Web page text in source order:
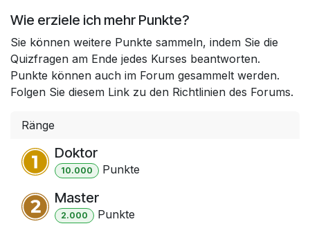
Wie erziele ich mehr Punkte?
Sie können weitere Punkte sammeln, indem Sie die
Quizfragen am Ende jedes Kurses beantworten.
Punkte können auch im Forum gesammelt werden.
Folgen Sie diesem Link zu den Richtlinien des Forums.
Ränge
Doktor
10.000 Punkte
Master
2.000 Punkte